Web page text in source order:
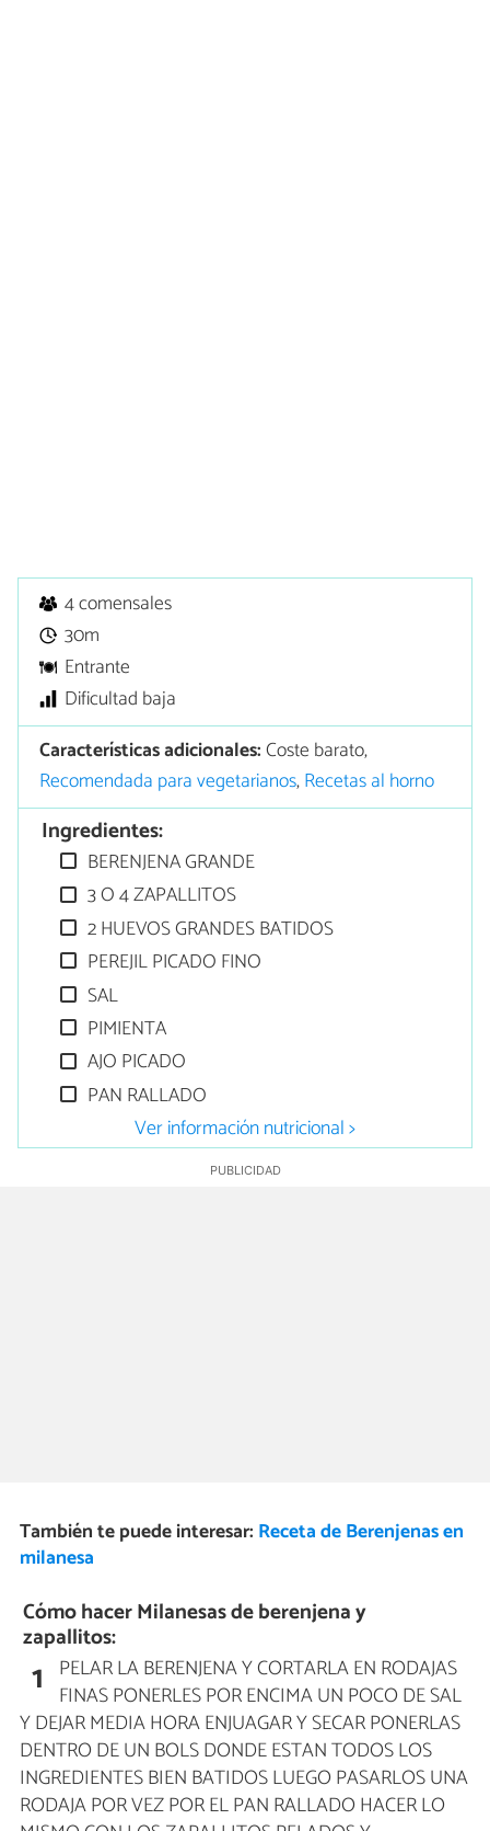
4 comensales
30m
Entrante
Dificultad baja
Características adicionales:Coste barato,
Recomendada para vegetarianos,Recetas al horno
Ingredientes:
BERENJENA GRANDE
3 O 4 ZAPALLITOS
2 HUEVOS GRANDES BATIDOS
PEREJIL PICADO FINO
SAL
PIMIENTA
AJO PICADO
PAN RALLADO
Ver información nutricional >
También te puede interesar: Receta de Berenjenas en
milanesa
Cómo hacer Milanesas de berenjena y
zapallitos:
1 PELAR LA BERENJENA Y CORTARLA EN RODAJAS
FINAS PONERLES POR ENCIMA UN POCO DE SAL
Y DEJAR MEDIA HORA ENJUAGAR Y SECAR PONERLAS
DENTRO DE UN BOLS DONDE ESTAN TODOS LOS
INGREDIENTES BIEN BATIDOS LUEGO PASARLOS UNA
RODAJA POR VEZ POR EL PAN RALLADO HACER LO